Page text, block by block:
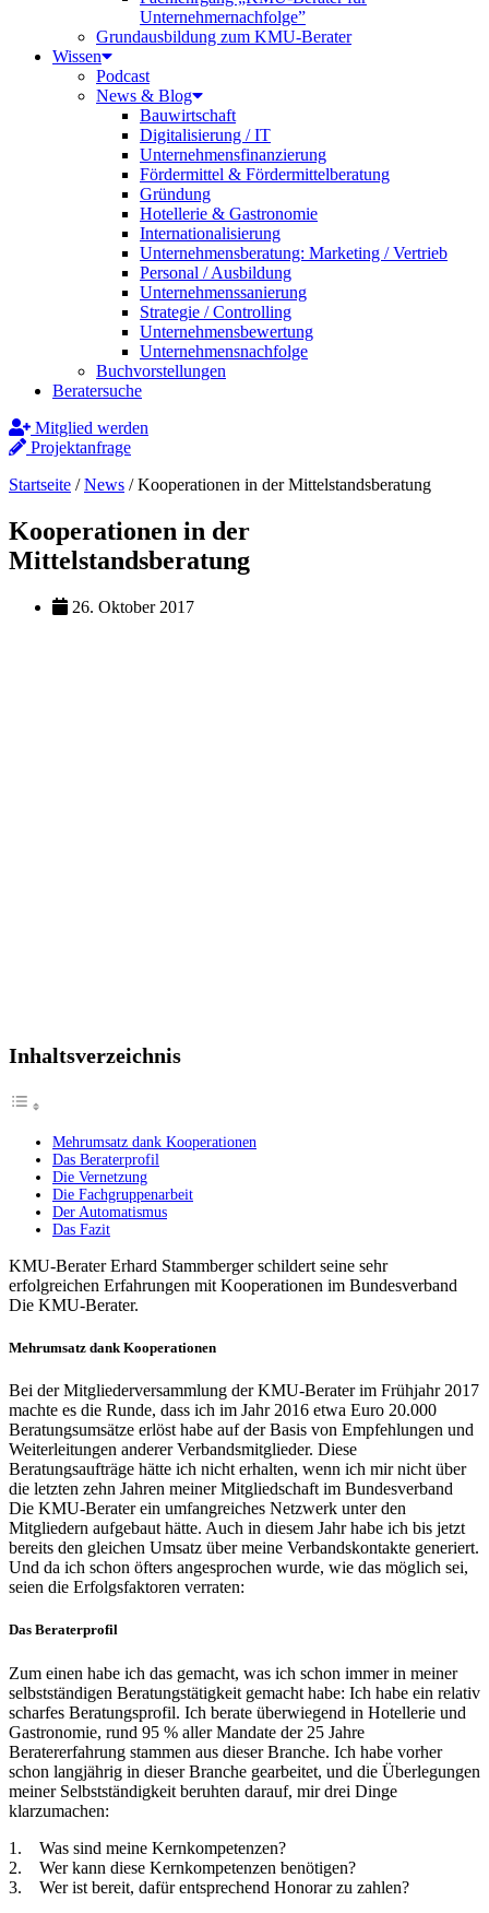
Unternehmernachfolge”
Grundausbildung zum KMU-Berater
Wissen
Podcast
News & Blog
Bauwirtschaft
Digitalisierung / IT
Unternehmensfinanzierung
Fördermittel & Fördermittelberatung
Gründung
Hotellerie & Gastronomie
Internationalisierung
Unternehmensberatung: Marketing / Vertrieb
Personal / Ausbildung
Unternehmenssanierung
Strategie / Controlling
Unternehmensbewertung
Unternehmensnachfolge
Buchvorstellungen
Beratersuche
Mitglied werden
Projektanfrage
Startseite /News /Kooperationen in der Mittelstandsberatung
Kooperationen in der
Mittelstandsberatung
26. Oktober 2017
Inhaltsverzeichnis
Mehrumsatz dank Kooperationen
Das Beraterprofil
Die Vernetzung
Die Fachgruppenarbeit
Der Automatismus
Das Fazit
KMU-Berater Erhard Stammberger schildert seine sehr
erfolgreichen Erfahrungen mit Kooperationen im Bundesverband
Die KMU-Berater.
Mehrumsatz dank Kooperationen
Bei der Mitgliederversammlung der KMU-Berater im Frühjahr 2017
machte es die Runde, dass ich im Jahr 2016 etwa Euro 20.000
Beratungsumsätze erlöst habe auf der Basis von Empfehlungen und
Weiterleitungen anderer Verbandsmitglieder. Diese
Beratungsaufträge hätte ich nicht erhalten, wenn ich mir nicht über
die letzten zehn Jahren meiner Mitgliedschaft im Bundesverband
Die KMU-Berater ein umfangreiches Netzwerk unter den
Mitgliedern aufgebaut hätte. Auch in diesem Jahr habe ich bis jetzt
bereits den gleichen Umsatz über meine Verbandskontakte generiert.
Und da ich schon öfters angesprochen wurde, wie das möglich sei,
seien die Erfolgsfaktoren verraten:
Das Beraterprofil
Zum einen habe ich das gemacht, was ich schon immer in meiner
selbstständigen Beratungstätigkeit gemacht habe: Ich habe ein relativ
scharfes Beratungsprofil. Ich berate überwiegend in Hotellerie und
Gastronomie, rund 95 % aller Mandate der 25 Jahre
Beratererfahrung stammen aus dieser Branche. Ich habe vorher
schon langjährig in dieser Branche gearbeitet, und die Überlegungen
meiner Selbstständigkeit beruhten darauf, mir drei Dinge
klarzumachen:
1. Was sind meine Kernkompetenzen?
2. Wer kann diese Kernkompetenzen benötigen?
3. Wer ist bereit, dafür entsprechend Honorar zu zahlen?